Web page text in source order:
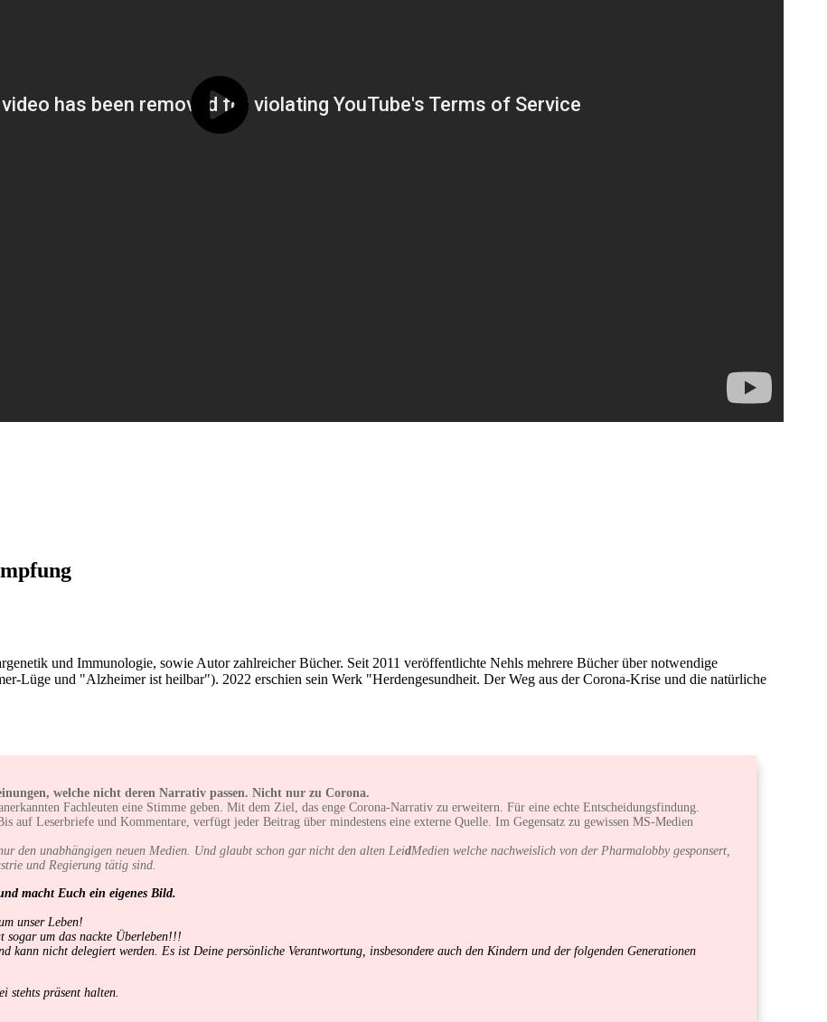
und Immunologie, sowie Autor zahlreicher Bücher. Seit 2011 veröffentlichte Nehls mehrere Bücher über notwendige
Lüge und "Alzheimer ist heilbar"). 2022 erschien sein Werk "Herdengesundheit. Der Weg aus der Corona-Krise und die natürliche
welche nicht deren Narrativ passen. Nicht nur zu Corona.
Fachleuten eine Stimme geben. Mit dem Ziel, das enge Corona-Narrativ zu erweitern. Für eine echte Entscheidungsfindung.
Leserbriefe und Kommentare, verfügt jeder Beitrag über mindestens eine externe Quelle. Im Gegensatz zu gewissen MS-Medien
den unabhängigen neuen Medien. Und glaubt schon gar nicht den alten LeidMedien welche nachweislich von der Pharmalobby gesponsert,
und Regierung tätig sind.
macht Euch ein eigenes Bild.
unser Leben!
sogar um das nackte Überleben!!!
nicht delegiert werden. Es ist Deine persönliche Verantwortung, insbesondere auch den Kindern und der folgenden Generationen
stehts präsent halten.